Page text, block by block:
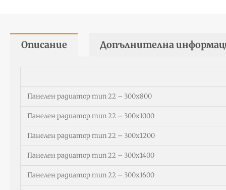
Описание Допълнителна
Панелен радиатор тип 22 – 300х800
Панелен радиатор тип 22 – 300х1000
Панелен радиатор тип 22 – 300х1200
Панелен радиатор тип 22 – 300х1400
Панелен радиатор тип 22 – 300х1600